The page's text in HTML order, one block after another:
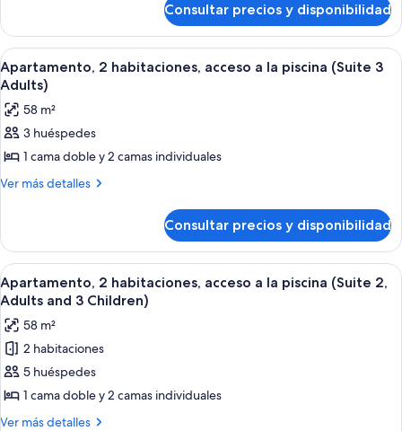
la
piscina
(Suite
2
Adults
and
2
2
habitaciones,
acceso
a
piscina
(Suite
Adults
and
2
Consultar precios y disponibilidad
Abrir
todas
las
fotos
de
Apartamento,
2
a
la
piscina
(Suite
3
Adults)
Un dormitorio con una cama
6
Apartamento, 2 habitaciones, acceso a la piscina (Suite 3
Adults)
58 m²
3 huéspedes
1 cama doble y 2 camas individuales
Ver más detalles
Más
2
habitaciones,
acceso
a
piscina
(Suite
3
Adults)
Consultar precios y disponibilidad
Abrir
todas
las
fotos
de
Apartamento,
2
habitaciones,
Un dormitorio con una cama
6
Apartamento, 2 habitaciones, acceso a la piscina (Suite 2,
Adults and 3 Children)
58 m²
2 habitaciones
5 huéspedes
1 cama doble y 2 camas individuales
Ver más detalles
Más